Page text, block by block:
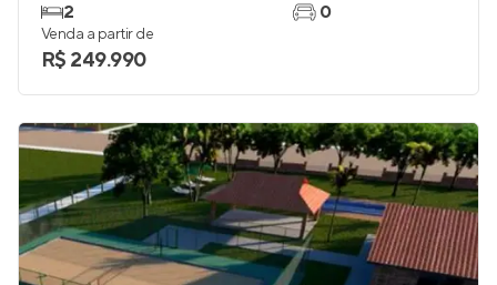
2
0
Venda a partir de
R$ 249.990